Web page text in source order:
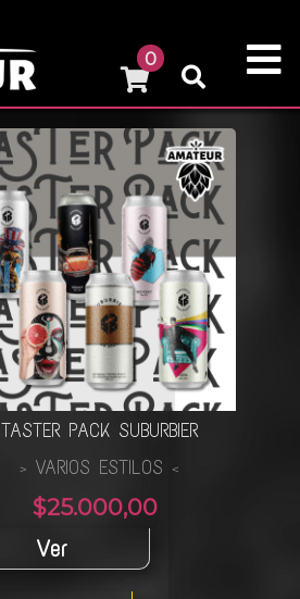
0
TASTER PACK SUBURBIER
> VARIOS ESTILOS <
$25.000,00
Ver